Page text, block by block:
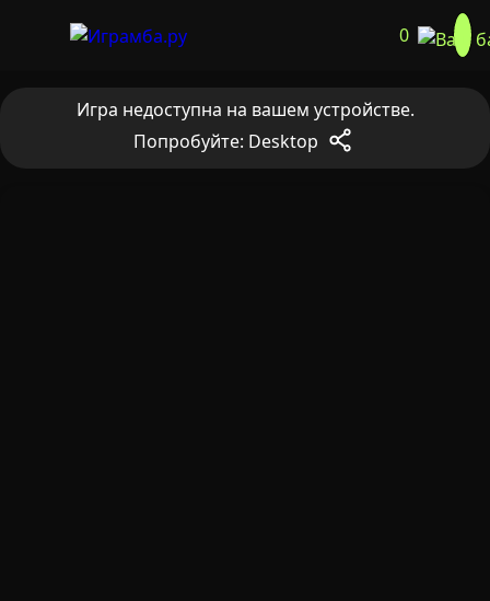
0
Игра недоступна на вашем устройстве.
Попробуйте: Desktop